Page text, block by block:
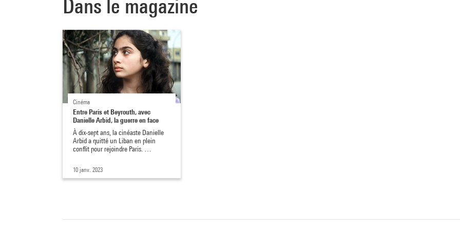
Dans le magazine
Cinéma
Entre Paris et Beyrouth, avec
Danielle Arbid, la guerre en face
À dix-sept ans, la cinéaste Danielle
Arbid a quitté un Liban en plein
conflit pour rejoindre Paris. …
10 janv. 2023